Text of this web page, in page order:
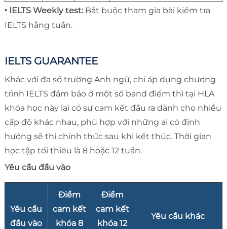
• IELTS Weekly test:Bắt buộc tham gia bài kiểm tra
IELTS hằng tuần.
IELTS GUARANTEE
Khác với đa số trường Anh ngữ, chỉ áp dụng chương
trình IELTS đảm bảo ở một số band điểm thì tại HLA
khóa học này lại có sự cam kết đầu ra dành cho nhiều
cấp độ khác nhau, phù hợp với những ai có định
hướng sẽ thi chính thức sau khi kết thúc. Thời gian
học tập tối thiểu là 8 hoặc 12 tuần.
Yêu cầu đầu vào
Yêu cầu
đầu vào
Điểm
cam kết
khóa 8
Điểm
cam kết
khóa 12
Yêu cầu khác